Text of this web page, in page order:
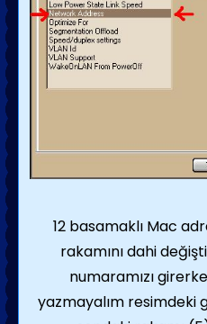
12 basamaklı Mac
rakamını dahi
numaramızı
yazmayalım resimdeki